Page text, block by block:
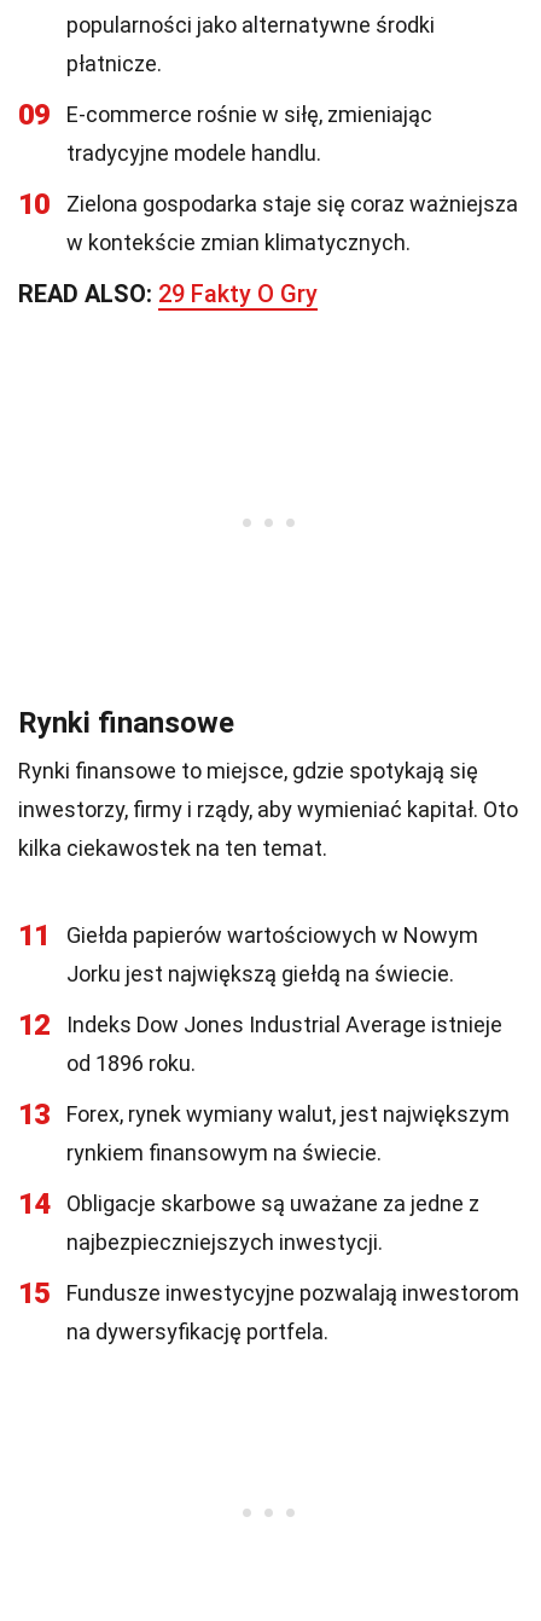
popularności jako alternatywne środki
płatnicze.
09
E-commerce rośnie w siłę, zmieniając
tradycyjne modele handlu.
10
Zielona gospodarka staje się coraz ważniejsza
w kontekście zmian klimatycznych.
READ ALSO: 29 Fakty O Gry
Rynki finansowe
Rynki finansowe to miejsce, gdzie spotykają się
inwestorzy, firmy i rządy, aby wymieniać kapitał. Oto
kilka ciekawostek na ten temat.
11
Giełda papierów wartościowych w Nowym
Jorku jest największą giełdą na świecie.
12
Indeks Dow Jones Industrial Average istnieje
od 1896 roku.
13
Forex, rynek wymiany walut, jest największym
rynkiem finansowym na świecie.
14
Obligacje skarbowe są uważane za jedne z
najbezpieczniejszych inwestycji.
15
Fundusze inwestycyjne pozwalają inwestorom
na dywersyfikację portfela.